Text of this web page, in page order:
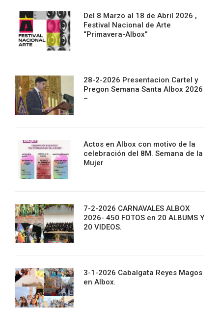
Del 8 Marzo al 18 de Abril 2026 ,
Festival Nacional de Arte
“Primavera-Albox”
28-2-2026 Presentacion Cartel y
Pregon Semana Santa Albox 2026
–
Actos en Albox con motivo de la
celebración del 8M. Semana de la
Mujer
7-2-2026 CARNAVALES ALBOX
2026- 450 FOTOS en 20 ALBUMS Y
20 VIDEOS.
3-1-2026 Cabalgata Reyes Magos
en Albox.